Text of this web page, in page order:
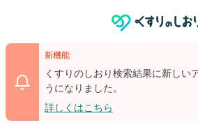
新機能
くすりのしおり検索結果に新しい
うになりました。
詳しくはこちら